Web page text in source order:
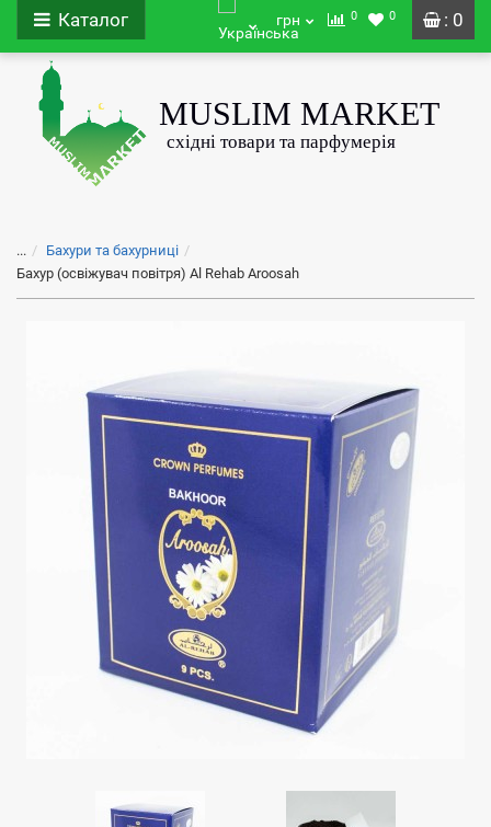
: 0
Каталог грн 0 0
...
Бахури та бахурниці
Бахур (освіжувач повітря) Al Rehab Aroosah